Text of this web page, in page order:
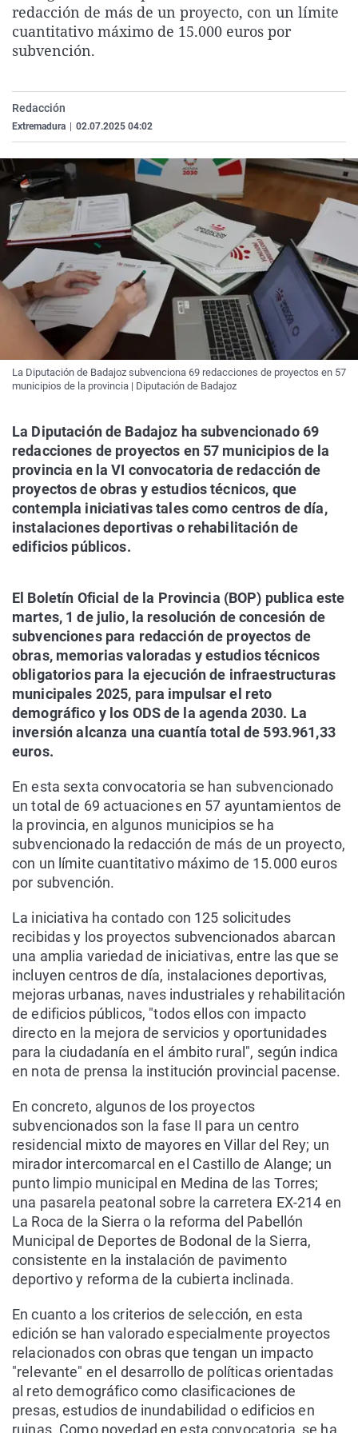
La rosa de los vientos
Gente viajera
Caso
Retornados
Operación Viuda
Extremadura
Galicia
Navarra
Virales
Televisión
redacción de más de un proyecto, con un límite
cuantitativo máximo de 15.000 euros por
subvención.
Redacción
Extremadura 02.07.2025 04:02
La Diputación de Badajoz subvenciona 69 redacciones de proyectos en 57
municipios de la provincia | Diputación de Badajoz
La Diputación de Badajoz ha subvencionado 69
redacciones de proyectos en 57 municipios de la
provincia en la VI convocatoria de redacción de
proyectos de obras y estudios técnicos, que
contempla iniciativas tales como centros de día,
instalaciones deportivas o rehabilitación de
edificios públicos.
El Boletín Oficial de la Provincia (BOP) publica este
martes, 1 de julio, la resolución de concesión de
subvenciones para redacción de proyectos de
obras, memorias valoradas y estudios técnicos
obligatorios para la ejecución de infraestructuras
municipales 2025, para impulsar el reto
demográfico y los ODS de la agenda 2030. La
inversión alcanza una cuantía total de 593.961,33
euros.
En esta sexta convocatoria se han subvencionado
un total de 69 actuaciones en 57 ayuntamientos de
la provincia, en algunos municipios se ha
subvencionado la redacción de más de un proyecto,
con un límite cuantitativo máximo de 15.000 euros
por subvención.
La iniciativa ha contado con 125 solicitudes
recibidas y los proyectos subvencionados abarcan
una amplia variedad de iniciativas, entre las que se
incluyen centros de día, instalaciones deportivas,
mejoras urbanas, naves industriales y rehabilitación
de edificios públicos, "todos ellos con impacto
directo en la mejora de servicios y oportunidades
para la ciudadanía en el ámbito rural", según indica
en nota de prensa la institución provincial pacense.
En concreto, algunos de los proyectos
subvencionados son la fase II para un centro
residencial mixto de mayores en Villar del Rey; un
mirador intercomarcal en el Castillo de Alange; un
punto limpio municipal en Medina de las Torres;
una pasarela peatonal sobre la carretera EX-214 en
La Roca de la Sierra o la reforma del Pabellón
Municipal de Deportes de Bodonal de la Sierra,
consistente en la instalación de pavimento
deportivo y reforma de la cubierta inclinada.
En cuanto a los criterios de selección, en esta
edición se han valorado especialmente proyectos
relacionados con obras que tengan un impacto
"relevante" en el desarrollo de políticas orientadas
al reto demográfico como clasificaciones de
presas, estudios de inundabilidad o edificios en
ruinas. Como novedad en esta convocatoria, se ha